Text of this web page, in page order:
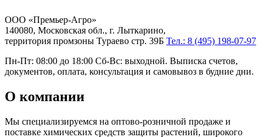
ООО «Премьер-Агро»
140080, Московская обл., г. Лыткарино,
территория промзоны Тураево стр. 39Б Тел.: 8 (495) 198-07-97
Пн-Пт: 08:00 до 18:00 Сб-Вс: выходной. Выписка счетов,
документов, оплата, консультация и самовывоз в будние дни.
О компании
Мы специализируемся на оптово-розничной продаже и
поставке химических средств защиты растений, широкого